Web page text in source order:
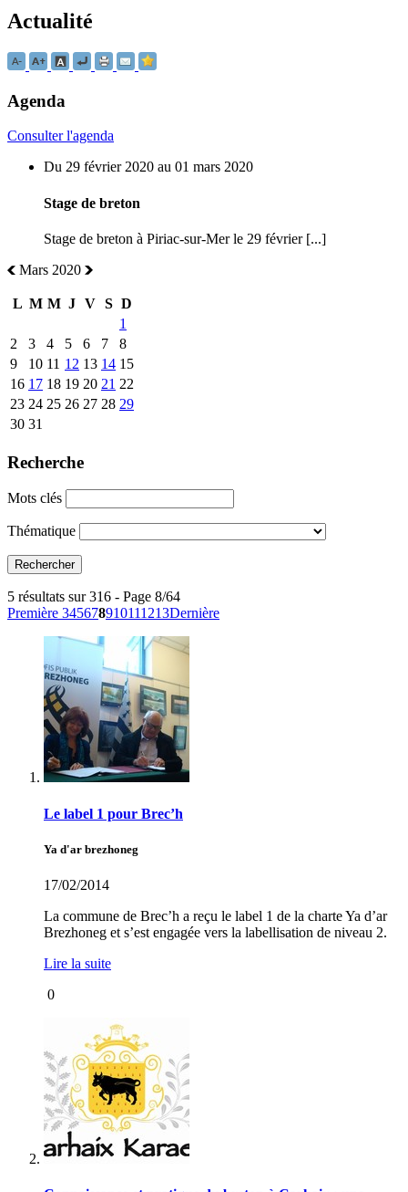
Actualité
Agenda
Consulter l'agenda
Du 29 février 2020 au 01 mars 2020
Stage de breton
Stage de breton à Piriac-sur-Mer le 29 février [...]
Mars 2020
L M M J V S D
1
2
3 4 5 6 7
8
9
10 11 12 13 14 15
16 17 18 19 20 21 22
23 24 25 26 27 28 29
30 31
Recherche
Mots clés
Thématique
5 résultats sur 316 - Page 8/64
Première 345678910111213Dernière
Le label 1 pour Brec’h
Ya d'ar brezhoneg
17/02/2014
La commune de Brec’h a reçu le label 1 de la charte Ya d’ar
Brezhoneg et s’est engagée vers la labellisation de niveau 2.
Lire la suite
0